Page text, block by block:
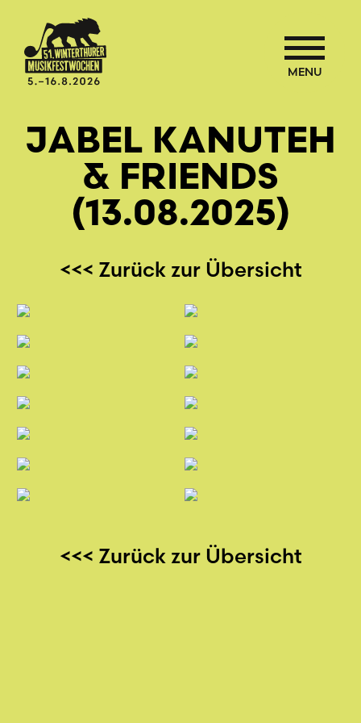
MENU
JABEL KANUTEH
& FRIENDS
(13.08.2025)
<<< Zurück zur Übersicht
<<< Zurück zur Übersicht